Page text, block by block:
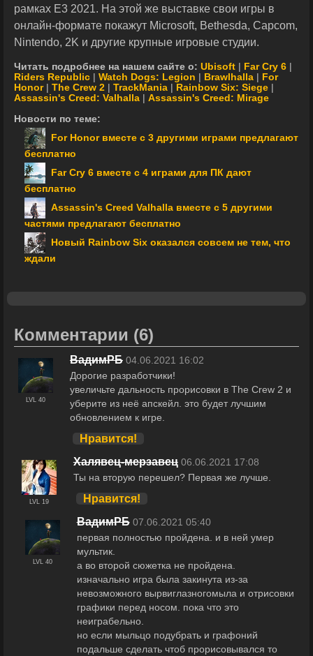
рамках E3 2021. На этой же выставке свои игры в
онлайн-формате покажут Microsoft, Bethesda, Capcom,
Nintendo, 2K и другие крупные игровые студии.
Читать подробнее на нашем сайте о: Ubisoft Far Cry 6
Riders Republic
Watch Dogs: Legion Brawlhalla
For
Honor| The Crew 2 TrackMania Rainbow Six: Siege
Assassin's Creed: Valhalla
Assassin's Creed: Mirage
Новости по теме:
For Honor вместе с 3 другими играми предлагают
бесплатно
Far Cry 6 вместе с 4 играми для ПК дают
бесплатно
Assassin's Creed Valhalla вместе с 5 другими
частями предлагают бесплатно
Новый Rainbow Six оказался совсем не тем, что
ждали
Комментарии (6)
LVL 40
ВадимРБ 04.06.2021 16:02
Дорогие разработчики!
увеличьте дальность прорисовки в The Crew 2 и
уберите из неё апскейл. это будет лучшим
обновлением к игре.
Нравится!
LVL 19
Халявец-мерзавец 06.06.2021 17:08
Ты на вторую перешел? Первая же лучше.
Нравится!
LVL 40
ВадимРБ 07.06.2021 05:40
первая полностью пройдена. и в ней умер
мультик.
а во второй сюжетка не пройдена.
изначально игра была закинута из-за
невозможного вырвиглазногомыла и отрисовки
графики перед носом. пока что это
неиграбельно.
но если мыльцо подубрать и графоний
подальше сделать чтоб прорисовывался то